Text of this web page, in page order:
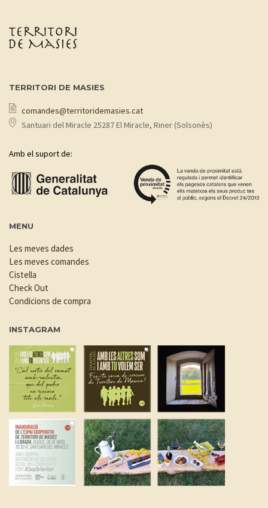
TERRITORI DE MASIES
comandes@territoridemasies.cat
Santuari del Miracle 25287 El Miracle, Riner (Solsonès)
Amb el suport de:
MENU
Les meves dades
Les meves comandes
Cistella
Check Out
Condicions de compra
INSTAGRAM